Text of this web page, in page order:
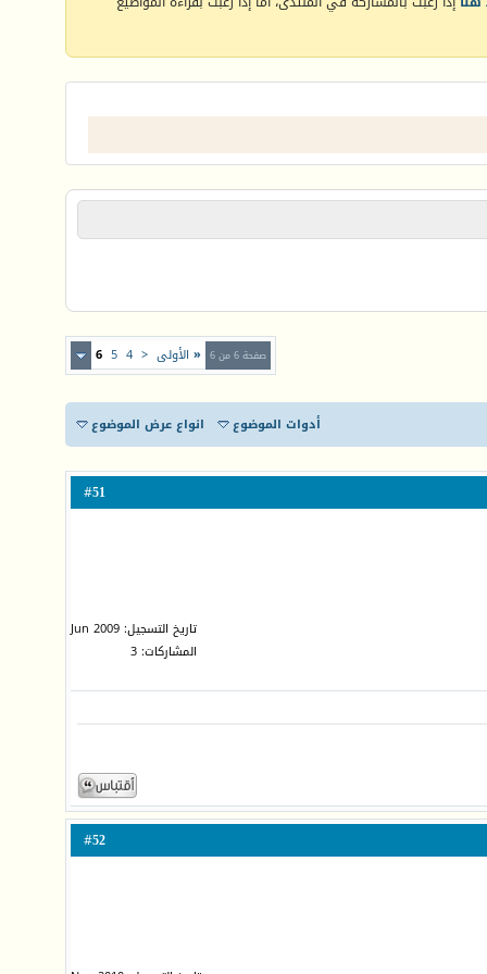
صفحة 6 من 6 « الأولى <
4
5
6
أدوات الموضوع انواع عرض الموضوع
51
تاريخ التسجيل: Jun 2009
المشاركات: 3
52